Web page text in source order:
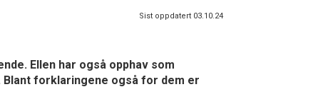
Sist oppdatert 03.10.24
Ellen har også opphav som
forklaringene også for dem er